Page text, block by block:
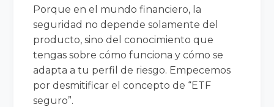
Porque en el mundo financiero, la
seguridad no depende solamente del
producto, sino del conocimiento que
tengas sobre cómo funciona y cómo se
adapta a tu perfil de riesgo. Empecemos
por desmitificar el concepto de “ETF
seguro”.